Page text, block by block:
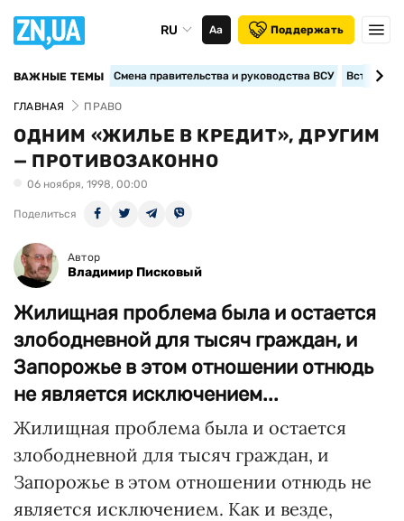
RU Аа Поддержать
ВАЖНЫЕ ТЕМЫ Смена правительства и руководства ВСУ
ГЛАВНАЯ ПРАВО
ОДНИМ «ЖИЛЬЕ В КРЕДИТ», ДРУГИМ
— ПРОТИВОЗАКОННО
06 ноября, 1998, 00:00
Поделиться
Автор
Владимир Писковый
Жилищная проблема была и остается
злободневной для тысяч граждан, и
Запорожье в этом отношении отнюдь
не является исключением...
Жилищная проблема была и остается
злободневной для тысяч граждан, и
Запорожье в этом отношении отнюдь не
является исключением. Как и везде,